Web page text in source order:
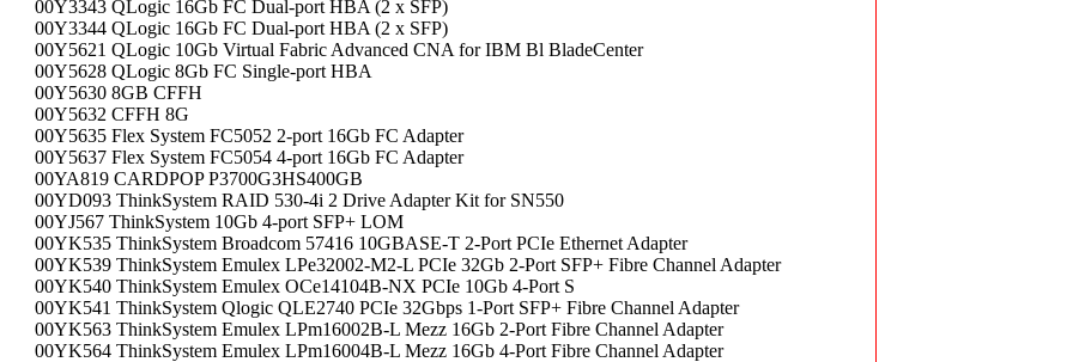
00Y3343 QLogic 16Gb FC Dual-port HBA (2 x SFP)
00Y3344 QLogic 16Gb FC Dual-port HBA (2 x SFP)
00Y5621 QLogic 10Gb Virtual Fabric Advanced CNA for IBM Bl BladeCenter
00Y5628 QLogic 8Gb FC Single-port HBA
00Y5630 8GB CFFH
00Y5632 CFFH 8G
00Y5635 Flex System FC5052 2-port 16Gb FC Adapter
00Y5637 Flex System FC5054 4-port 16Gb FC Adapter
00YA819 CARDPOP P3700G3HS400GB
00YD093 ThinkSystem RAID 530-4i 2 Drive Adapter Kit for SN550
00YJ567 ThinkSystem 10Gb 4-port SFP+ LOM
00YK535 ThinkSystem Broadcom 57416 10GBASE-T 2-Port PCIe Ethernet Adapter
00YK539 ThinkSystem Emulex LPe32002-M2-L PCIe 32Gb 2-Port SFP+ Fibre Channel Adapter
00YK540 ThinkSystem Emulex OCe14104B-NX PCIe 10Gb 4-Port S
00YK541 ThinkSystem Qlogic QLE2740 PCIe 32Gbps 1-Port SFP+ Fibre Channel Adapter
00YK563 ThinkSystem Emulex LPm16002B-L Mezz 16Gb 2-Port Fibre Channel Adapter
00YK564 ThinkSystem Emulex LPm16004B-L Mezz 16Gb 4-Port Fibre Channel Adapter